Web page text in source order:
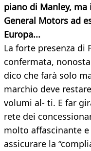
piano di Manley,
General Motors ad
Europa...
La forte presenza di
confermata,
dico che farà solo
marchio deve
volumi al- ti. E far
rete dei
molto affascinante
assicurare la